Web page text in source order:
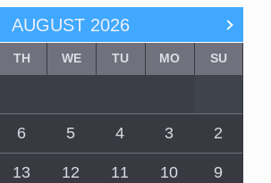
AUGUST 2026
SU
MO
TU
WE
TH
2
3
4
5
6
9
10
11
12
13